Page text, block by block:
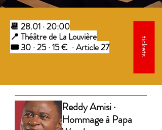
📆 28.01 · 20:00
📍 Théâtre de La Louvière
🎟️ 30 · 25 · 15 € · Article 27
tickets
Reddy Amisi ·
Hommage à Papa